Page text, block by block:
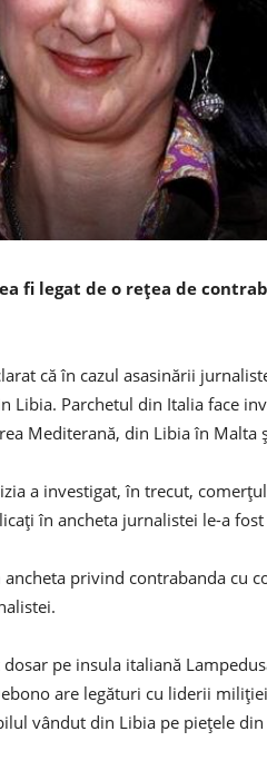
fi legat de o rețea de
că în cazul asasinării
Libia. Parchetul din Italia face
Mediterană, din Libia în Malta
a investigat, în trecut,
în ancheta jurnalistei le-a
privind contrabanda cu
pe insula italiană
are legături cu liderii
vândut din Libia pe piețele